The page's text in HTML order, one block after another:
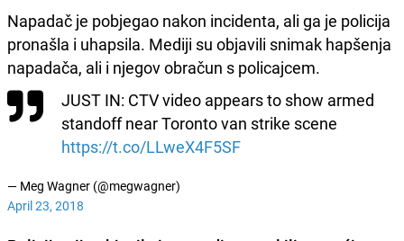
Napadač je pobjegao nakon incidenta, ali ga je policija
pronašla i uhapsila. Mediji su objavili snimak hapšenja
napadača, ali i njegov obračun s policajcem.
JUST IN: CTV video appears to show armed
standoff near Toronto van strike scene
https://t.co/LLweX4F5SF
— Meg Wagner (@megwagner)
April 23, 2018